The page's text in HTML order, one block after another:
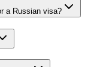
a Russian visa?